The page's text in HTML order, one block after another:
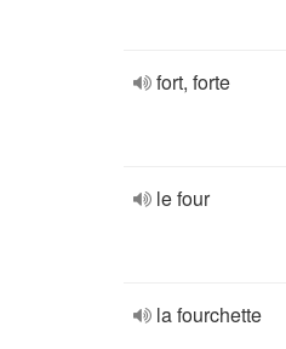
fort, forte
le four
la fourchette